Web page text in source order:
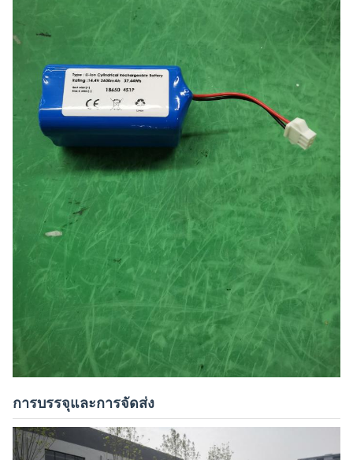
การบรรจุและการจัดส่ง